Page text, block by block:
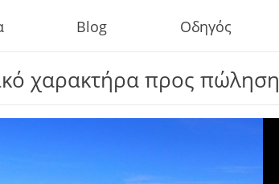
Blog Οδηγός
χαρακτήρα προς πώληση